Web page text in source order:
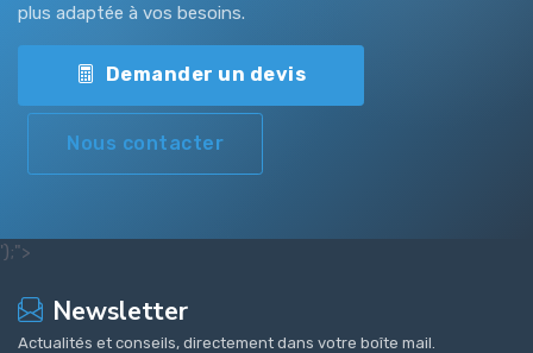
plus adaptée à vos besoins.
Demander un devis
Nous contacter
');">
Newsletter
Actualités et conseils, directement dans votre boîte mail.